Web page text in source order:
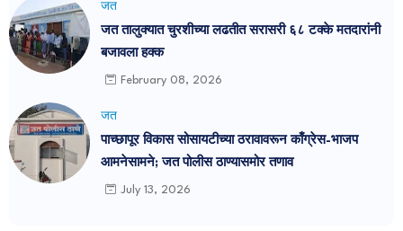
जत
जत तालुक्यात चुरशीच्या लढतीत सरासरी ६८ टक्के मतदारांनी
बजावला हक्क
February 08, 2026
जत
पाच्छापूर विकास सोसायटीच्या ठरावावरून काँग्रेस-भाजप
आमनेसामने; जत पोलीस ठाण्यासमोर तणाव
July 13, 2026